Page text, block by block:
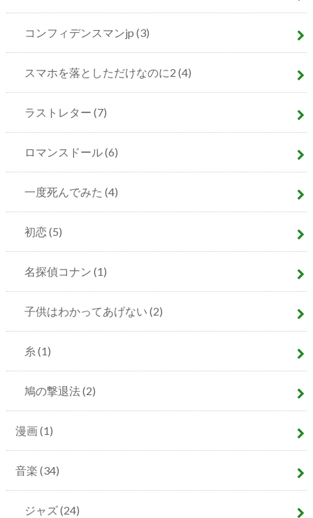
コンフィデンスマンjp (3)
スマホを落としただけなのに2 (4)
ラストレター (7)
ロマンスドール(6)
一度死んでみた (4)
初恋(5)
名探偵コナン (1)
子供はわかってあげない (2)
糸 (1)
鳩の撃退法(2)
漫画(1)
音楽 (34)
ジャズ(24)